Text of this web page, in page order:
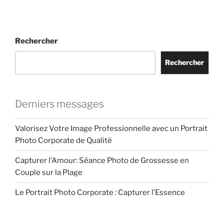
Rechercher
Rechercher
Derniers messages
Valorisez Votre Image Professionnelle avec un Portrait
Photo Corporate de Qualité
Capturer l’Amour: Séance Photo de Grossesse en
Couple sur la Plage
Le Portrait Photo Corporate : Capturer l’Essence